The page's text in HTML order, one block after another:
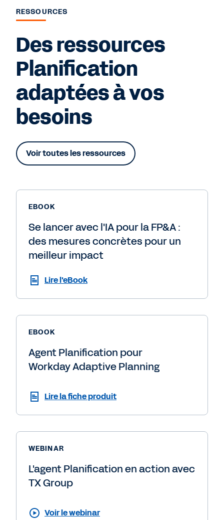
RESSOURCES
Des ressources
Planification
adaptées à vos
besoins
Voir toutes les ressources
EBOOK
Se lancer avec l'IA pour la FP&A :
des mesures concrètes pour un
meilleur impact
Lire l'eBook
EBOOK
Agent Planification pour
Workday Adaptive Planning
Lire la fiche produit
WEBINAR
L'agent Planification en action avec
TX Group
Voir le webinar